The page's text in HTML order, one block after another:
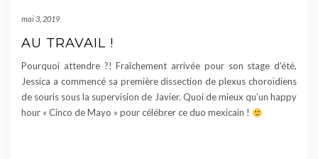
mai 3, 2019
AU TRAVAIL !
Pourquoi attendre ?! Fraîchement arrivée pour son stage d’été,
Jessica a commencé sa première dissection de plexus choroïdiens
de souris sous la supervision de Javier. Quoi de mieux qu’un happy
hour « Cinco de Mayo » pour célébrer ce duo mexicain !